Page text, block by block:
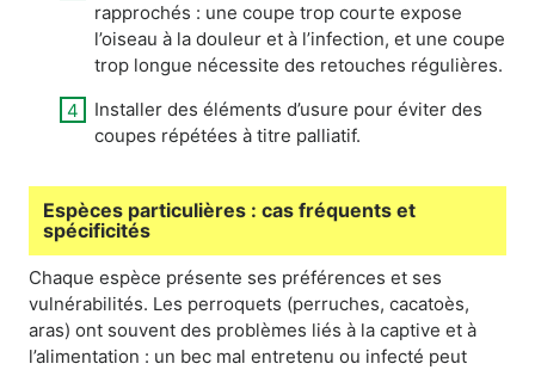
rapprochés : une coupe trop courte expose
l’oiseau à la douleur et à l’infection, et une coupe
trop longue nécessite des retouches régulières.
Installer des éléments d’usure pour éviter des
coupes répétées à titre palliatif.
Espèces particulières : cas fréquents et
spécificités
Chaque espèce présente ses préférences et ses
vulnérabilités. Les perroquets (perruches, cacatoès,
aras) ont souvent des problèmes liés à la captive et à
l’alimentation : un bec mal entretenu ou infecté peut